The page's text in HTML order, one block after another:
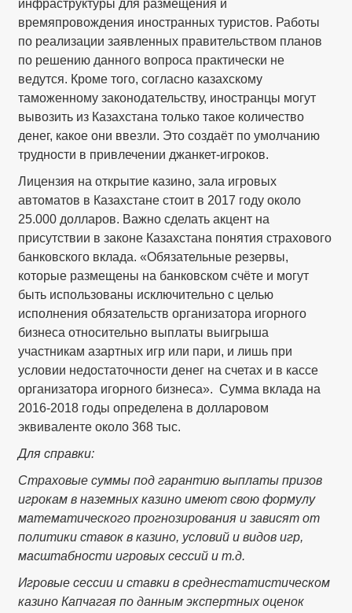
инфраструктуры для размещения и
времяпровождения иностранных туристов. Работы
по реализации заявленных правительством планов
по решению данного вопроса практически не
ведутся. Кроме того, согласно казахскому
таможенному законодательству, иностранцы могут
вывозить из Казахстана только такое количество
денег, какое они ввезли. Это создаёт по умолчанию
трудности в привлечении джанкет-игроков.
Лицензия на открытие казино, зала игровых
автоматов в Казахстане стоит в 2017 году около
25.000 долларов. Важно сделать акцент на
присутствии в законе Казахстана понятия страхового
банковского вклада. «Обязательные резервы,
которые размещены на банковском счёте и могут
быть использованы исключительно с целью
исполнения обязательств организатора игорного
бизнеса относительно выплаты выигрыша
участникам азартных игр или пари, и лишь при
условии недостаточности денег на счетах и в кассе
организатора игорного бизнеса». Сумма вклада на
2016-2018 годы определена в долларовом
эквиваленте около 368 тыс.
Для справки:
Страховые суммы под гарантию выплаты призов
игрокам в наземных казино имеют свою формулу
математического прогнозирования и зависят от
политики ставок в казино, условий и видов игр,
масштабности игровых сессий и т.д.
Игровые сессии и ставки в среднестатистическом
казино Капчагая по данным экспертных оценок